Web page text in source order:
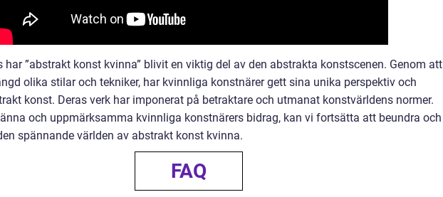
har ”abstrakt konst kvinna” blivit en viktig del av den abstrakta konstscenen. Genom att
olika stilar och tekniker, har kvinnliga konstnärer gett sina unika perspektiv och
konst. Deras verk har imponerat på betraktare och utmanat konstvärldens normer.
och uppmärksamma kvinnliga konstnärers bidrag, kan vi fortsätta att beundra och
spännande världen av abstrakt konst kvinna.
FAQ